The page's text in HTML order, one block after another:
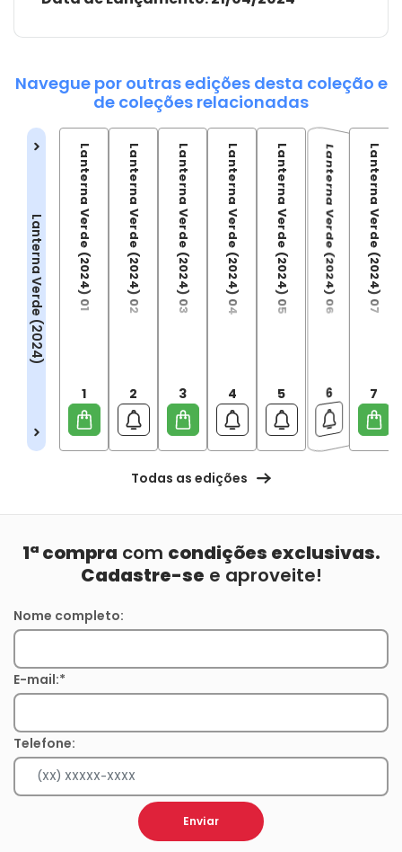
Navegue por outras edições desta coleção e
de coleções relacionadas
Lanterna Verde (2024) Lanterna Verde (2024) 01
1
Lanterna Verde (2024) 02
2
Lanterna Verde (2024) 03
3
Lanterna Verde (2024) 04
4
Lanterna Verde (2024) 05
5
Lanterna Verde (2024) 06
6
Lanterna Verde (2024) 07
7
Todas as edições